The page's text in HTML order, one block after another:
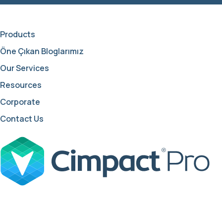
Products
Öne Çıkan Bloglarımız
Our Services
Resources
Corporate
Contact Us